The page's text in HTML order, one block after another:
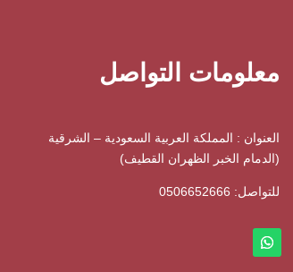
معلومات التواصل
العنوان : المملكة العربية السعودية – الشرقية
(الدمام الخبر الظهران القطيف)
للتواصل: ⁦ 0506652666